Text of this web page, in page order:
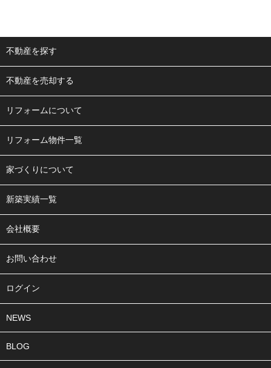
不動産を探す
不動産を売却する
リフォームについて
リフォーム物件一覧
家づくりについて
新築実績一覧
会社概要
お問い合わせ
ログイン
NEWS
BLOG